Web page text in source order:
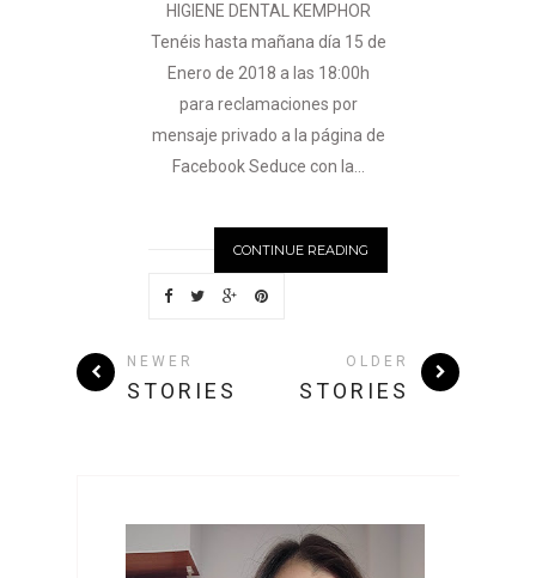
HIGIENE DENTAL KEMPHOR
Tenéis hasta mañana día 15 de
Enero de 2018 a las 18:00h
para reclamaciones por
mensaje privado a la página de
Facebook Seduce con la...
CONTINUE READING
NEWER
STORIES
OLDER
STORIES